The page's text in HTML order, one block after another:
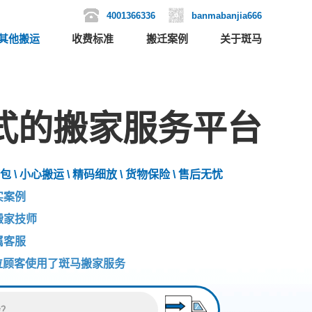
4001366336 banmabanjia666
他搬运 收费标准 搬迁案例 关于斑马
的搬家服务平台
\ 小心搬运 \ 精码细放 \ 货物保险 \ 售后无忧
案例
家技师
客服
顾客使用了斑马搬家服务